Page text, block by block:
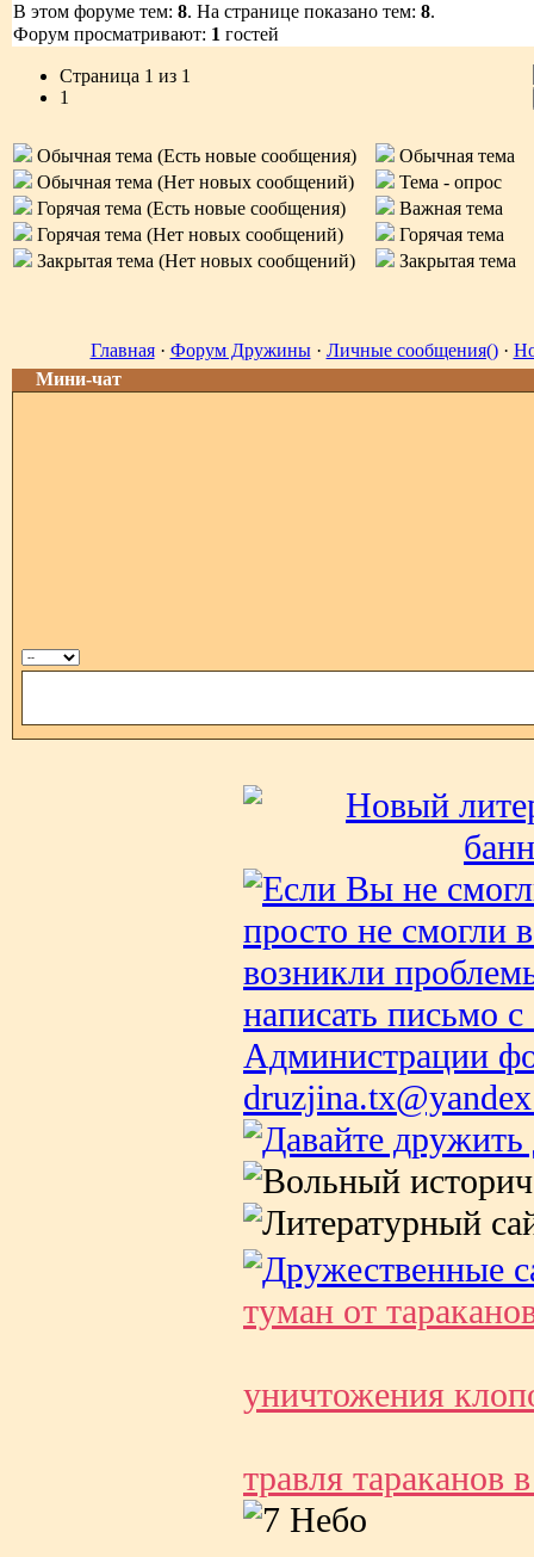
В этом форуме тем: 8. На странице показано тем: 8.
Форум просматривают: 1 гостей
Страница 1 из 1
1
Обычная тема (Есть новые сообщения)
Обычная тема
Обычная тема (Нет новых сообщений)
Тема - опрос
Горячая тема (Есть новые сообщения)
Важная тема
Горячая тема (Нет новых сообщений)
Горячая тема
Закрытая тема (Нет новых сообщений)
Закрытая тема
Главная· Форум Дружины· Личные сообщения()·
Мини-чат
туман от
уничтожения
травля тараканов